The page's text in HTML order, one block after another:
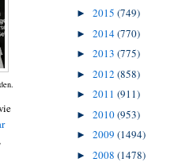
► 2015 (749)
► 2014(770)
► 2013 (775)
► 2012 (858)
► 2011 (911)
► 2010(953)
► 2009 (1494)
► 2008 (1478)